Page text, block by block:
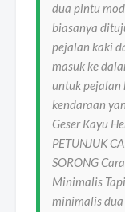
dua pintu
biasanya
pejalan kaki
masuk ke
untuk pejalan
kendaraan
Geser Kayu
PETUNJUK
SORONG
Minimalis
minimalis